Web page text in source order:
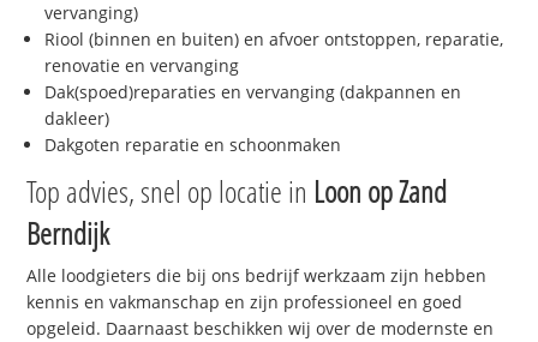
vervanging)
Riool (binnen en buiten) en afvoer ontstoppen, reparatie,
renovatie en vervanging
Dak(spoed)reparaties en vervanging (dakpannen en
dakleer)
Dakgoten reparatie en schoonmaken
Top advies, snel op locatie in Loon op Zand
Berndijk
Alle loodgieters die bij ons bedrijf werkzaam zijn hebben
kennis en vakmanschap en zijn professioneel en goed
opgeleid. Daarnaast beschikken wij over de modernste en